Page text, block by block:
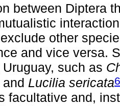
between Diptera
other
and vice versa.
such as
and Lucilia sericata
facultative and,